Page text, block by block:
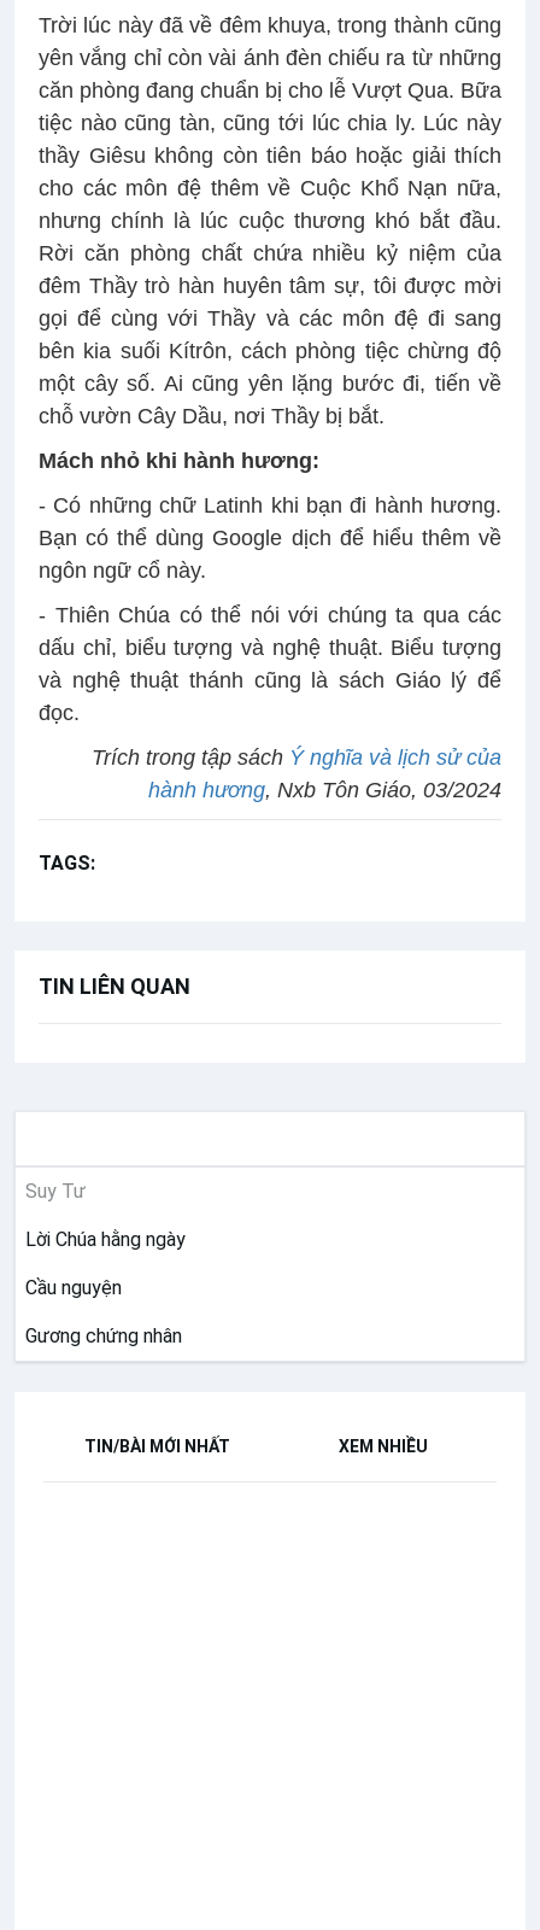
Trời lúc này đã về đêm khuya, trong thành cũng
yên vắng chỉ còn vài ánh đèn chiếu ra từ những
căn phòng đang chuẩn bị cho lễ Vượt Qua. Bữa
tiệc nào cũng tàn, cũng tới lúc chia ly. Lúc này
thầy Giêsu không còn tiên báo hoặc giải thích
cho các môn đệ thêm về Cuộc Khổ Nạn nữa,
nhưng chính là lúc cuộc thương khó bắt đầu.
Rời căn phòng chất chứa nhiều kỷ niệm của
đêm Thầy trò hàn huyên tâm sự, tôi được mời
gọi để cùng với Thầy và các môn đệ đi sang
bên kia suối Kítrôn, cách phòng tiệc chừng độ
một cây số. Ai cũng yên lặng bước đi, tiến về
chỗ vườn Cây Dầu, nơi Thầy bị bắt.
Mách nhỏ khi hành hương:
- Có những chữ Latinh khi bạn đi hành hương.
Bạn có thể dùng Google dịch để hiểu thêm về
ngôn ngữ cổ này.
- Thiên Chúa có thể nói với chúng ta qua các
dấu chỉ, biểu tượng và nghệ thuật. Biểu tượng
và nghệ thuật thánh cũng là sách Giáo lý để
đọc.
Trích trong tập sách Ý nghĩa và lịch sử của
hành hương, Nxb Tôn Giáo, 03/2024
TAGS:
TIN LIÊN QUAN
Suy Tư
Lời Chúa hằng ngày
Cầu nguyện
Gương chứng nhân
TIN/BÀI MỚI NHẤT XEM NHIỀU